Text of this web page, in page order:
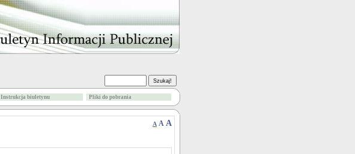
Instrukcja biuletynu Pliki do pobrania
A A A